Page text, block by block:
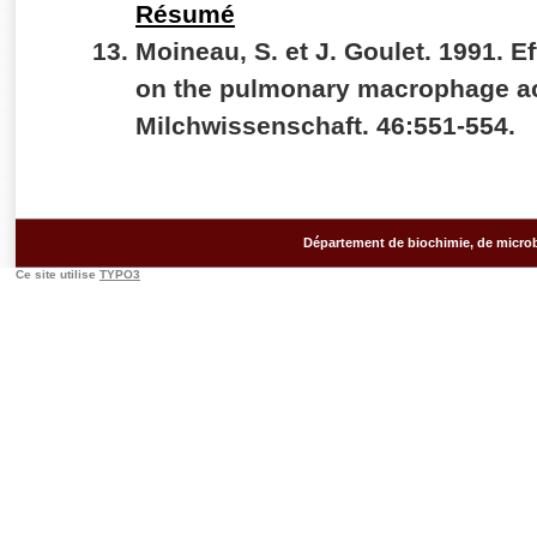
Résumé
Moineau, S. et J. Goulet. 1991.
on the pulmonary macrophage
Milchwissenschaft. 46:551-554.
Département de biochimie, de
Ce site utilise TYPO3